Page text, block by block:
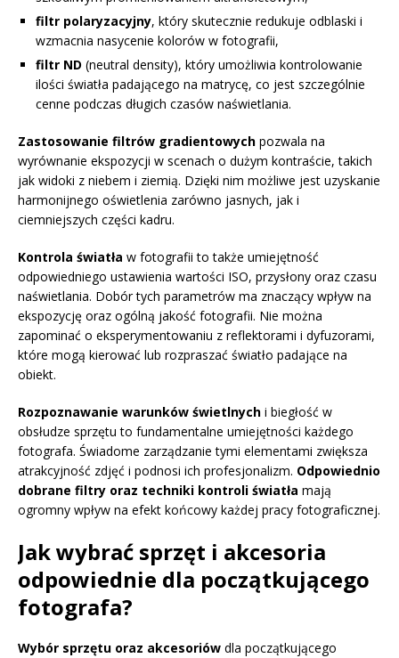
filtr polaryzacyjny, który skutecznie redukuje odblaski i
wzmacnia nasycenie kolorów w fotografii,
filtr ND (neutral density), który umożliwia kontrolowanie
ilości światła padającego na matrycę, co jest szczególnie
cenne podczas długich czasów naświetlania.
Zastosowanie filtrów gradientowych pozwala na
wyrównanie ekspozycji w scenach o dużym kontraście, takich
jak widoki z niebem i ziemią. Dzięki nim możliwe jest uzyskanie
harmonijnego oświetlenia zarówno jasnych, jak i
ciemniejszych części kadru.
Kontrola światła w fotografii to także umiejętność
odpowiedniego ustawienia wartości ISO, przysłony oraz czasu
naświetlania. Dobór tych parametrów ma znaczący wpływ na
ekspozycję oraz ogólną jakość fotografii. Nie można
zapominać o eksperymentowaniu z reflektorami i dyfuzorami,
które mogą kierować lub rozpraszać światło padające na
obiekt.
Rozpoznawanie warunków świetlnych i biegłość w
obsłudze sprzętu to fundamentalne umiejętności każdego
fotografa. Świadome zarządzanie tymi elementami zwiększa
atrakcyjność zdjęć i podnosi ich profesjonalizm. Odpowiednio
dobrane filtry oraz techniki kontroli światła mają
ogromny wpływ na efekt końcowy każdej pracy fotograficznej.
Jak wybrać sprzęt i akcesoria
odpowiednie dla początkującego
fotografa?
Wybór sprzętu oraz akcesoriów dla początkującego